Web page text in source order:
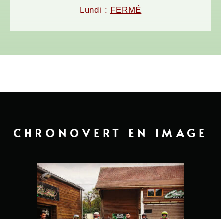
Lundi : FERMÉ
CHRONOVERT EN IMAGE